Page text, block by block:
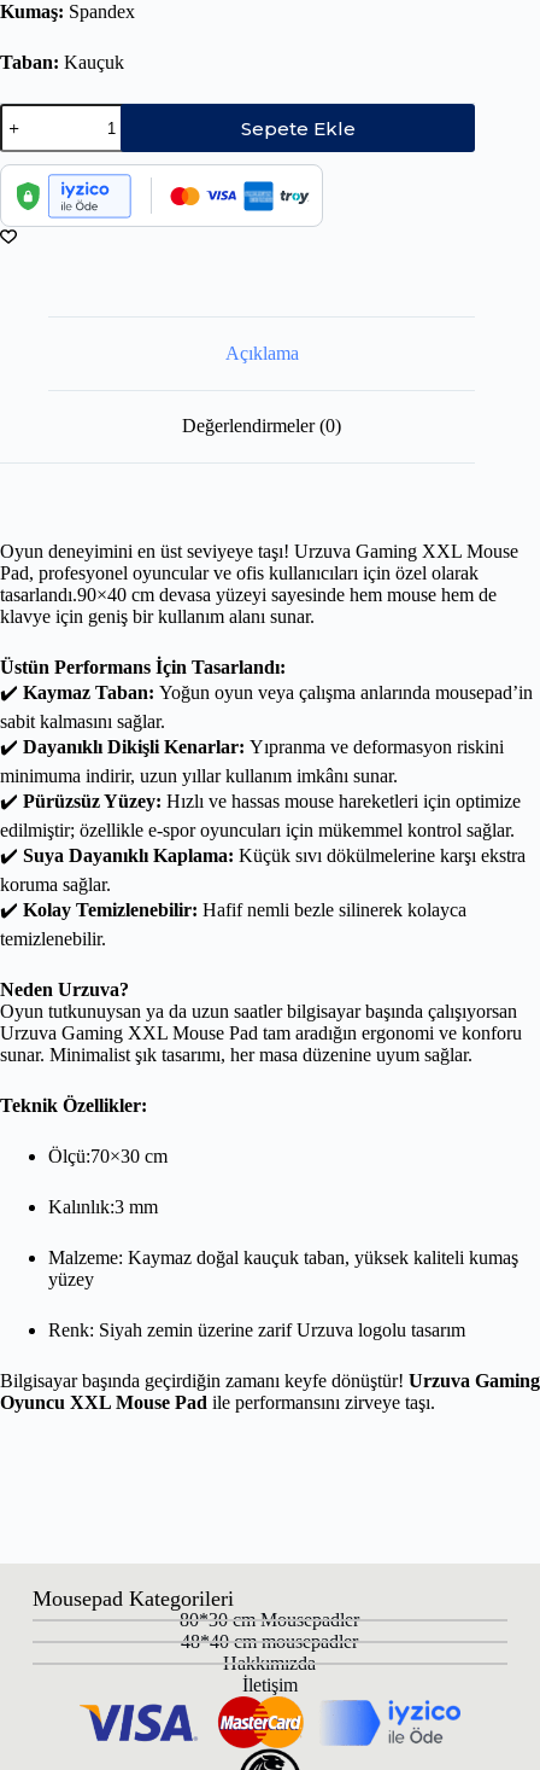
Kumaş: Spandex
Taban: Kauçuk
Sepete Ekle
Açıklama
Değerlendirmeler (0)
Oyun deneyimini en üst seviyeye taşı! Urzuva Gaming XXL Mouse
Pad, profesyonel oyuncular ve ofis kullanıcıları için özel olarak
tasarlandı.90×40 cm devasa yüzeyi sayesinde hem mouse hem de
klavye için geniş bir kullanım alanı sunar.
Üstün Performans İçin Tasarlandı:
✔️ Kaymaz Taban: Yoğun oyun veya çalışma anlarında mousepad’in
sabit kalmasını sağlar.
✔️ Dayanıklı Dikişli Kenarlar: Yıpranma ve deformasyon riskini
minimuma indirir, uzun yıllar kullanım imkânı sunar.
✔️ Pürüzsüz Yüzey: Hızlı ve hassas mouse hareketleri için optimize
edilmiştir; özellikle e-spor oyuncuları için mükemmel kontrol sağlar.
✔️ Suya Dayanıklı Kaplama: Küçük sıvı dökülmelerine karşı ekstra
koruma sağlar.
✔️ Kolay Temizlenebilir: Hafif nemli bezle silinerek kolayca
temizlenebilir.
Neden Urzuva?
Oyun tutkunuysan ya da uzun saatler bilgisayar başında çalışıyorsan
Urzuva Gaming XXL Mouse Pad tam aradığın ergonomi ve konforu
sunar. Minimalist şık tasarımı, her masa düzenine uyum sağlar.
Teknik Özellikler:
Ölçü:70×30 cm
Kalınlık:3 mm
Malzeme: Kaymaz doğal kauçuk taban, yüksek kaliteli kumaş
yüzey
Renk: Siyah zemin üzerine zarif Urzuva logolu tasarım
Bilgisayar başında geçirdiğin zamanı keyfe dönüştür! Urzuva Gaming
Oyuncu XXL Mouse Pad ile performansını zirveye taşı.
Mousepad Kategorileri
80*30 cm Mousepadler
48*40 cm mousepadler
Hakkımızda
İletişim